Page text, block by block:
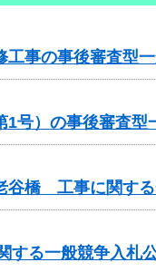
工事の事後審査型
号）の事後審査型
谷橋 工事に関す
る一般競争入札